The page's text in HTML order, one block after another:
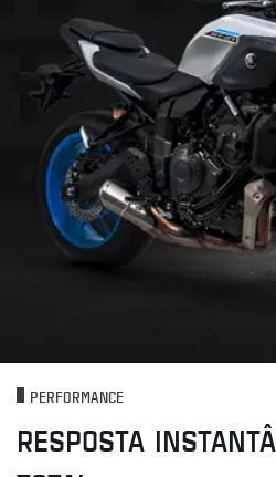
PERFORMANCE
RESPOSTA